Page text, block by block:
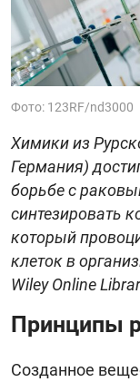
Фото: 123RF/nd3000
Химики из
Германия)
борьбе с
синтезировать
который
клеток в
Wiley Online
Принципы
Созданное